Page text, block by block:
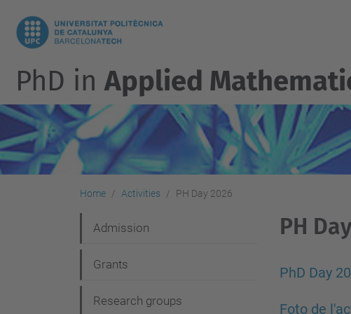
PhD inApplied
Home Activities PH Day 2026
PH
PhD Day
Foto de
a
v
Admission
Grants
Research groups